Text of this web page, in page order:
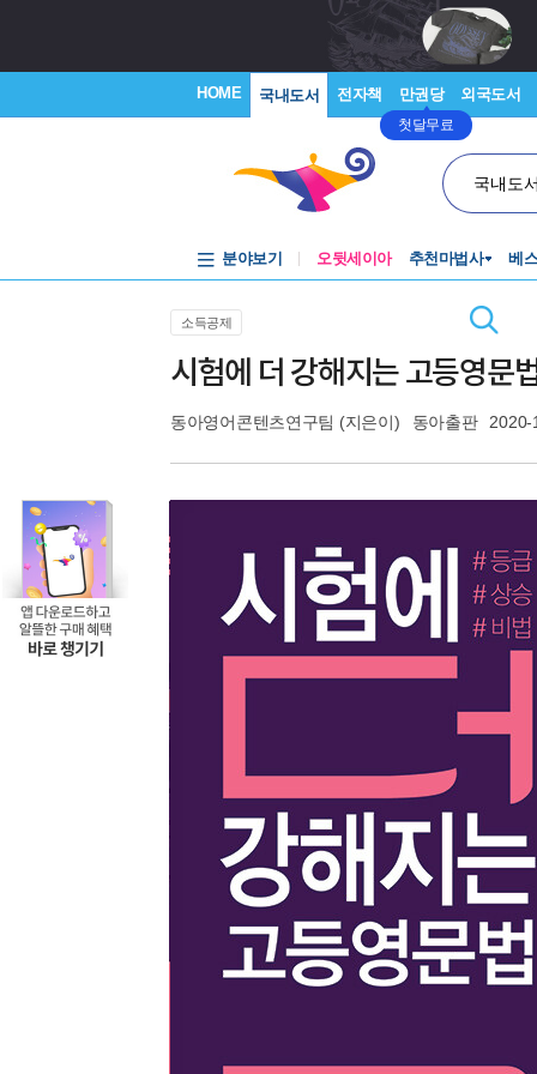
HOME 국내도서 전자책 만권당
첫달무료
외국도서
국내도
분야보기 오뒷세이아 추천마법사 베
소득공제
시험에 더 강해지는 고등영문
동아영어콘텐츠연구팀 (지은이) 동아출판 2020-